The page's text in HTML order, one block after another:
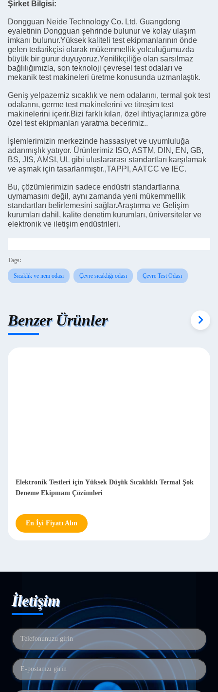
Şirket Bilgisi:
Dongguan Neide Technology Co. Ltd, Guangdong
eyaletinin Dongguan şehrinde bulunur ve kolay ulaşım
imkanı bulunur.Yüksek kaliteli test ekipmanlarının önde
gelen tedarikçisi olarak mükemmellik yolculuğumuzda
büyük bir gurur duyuyoruz.Yenilikçiliğe olan sarsılmaz
bağlılığımızla, son teknoloji çevresel test odaları ve
mekanik test makineleri üretme konusunda uzmanlaştık.
Geniş yelpazemiz sıcaklık ve nem odalarını, termal şok test
odalarını, germe test makinelerini ve titreşim test
makinelerini içerir.Bizi farklı kılan, özel ihtiyaçlarınıza göre
özel test ekipmanları yaratma becerimiz..
İşlemlerimizin merkezinde hassasiyet ve uyumluluğa
adanmışlık yatıyor. Ürünlerimiz ISO, ASTM, DIN, EN, GB,
BS, JIS, AMSI, UL gibi uluslararası standartları karşılamak
ve aşmak için tasarlanmıştır.,TAPPI, AATCC ve IEC.
Bu, çözümlerimizin sadece endüstri standartlarına
uymamasını değil, aynı zamanda yeni mükemmellik
standartları belirlemesini sağlar.Araştırma ve Gelişim
kurumları dahil, kalite denetim kurumları, üniversiteler ve
elektronik ve iletişim endüstrileri.
Tags:
Sıcaklık ve nem odası Çevre sıcaklığı odası Çevre Test Odası
Benzer Ürünler
Elektronik Testleri için Yüksek Düşük Sıcaklıklı Termal Şok
Deneme Ekipmanı Çözümleri
En İyi Fiyatı Alın
İletişim